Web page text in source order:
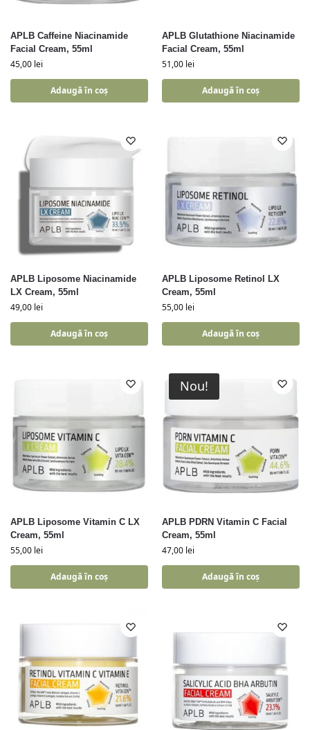
APLB Caffeine Niacinamide
Facial Cream, 55ml
45,00 lei
Adaugă în coș
APLB Glutathione Niacinamide
Facial Cream, 55ml
51,00 lei
Adaugă în coș
APLB Liposome Niacinamide
LX Cream, 55ml
49,00 lei
Adaugă în coș
APLB Liposome Retinol LX
Cream, 55ml
55,00 lei
Adaugă în coș
APLB Liposome Vitamin C LX
Cream, 55ml
55,00 lei
Adaugă în coș
Nou!
APLB PDRN Vitamin C Facial
Cream, 55ml
47,00 lei
Adaugă în coș